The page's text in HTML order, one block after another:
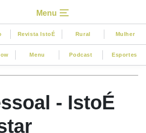
Menu
Revista IstoÉ Rural Mulher
Menu Podcast Esportes
- IstoÉ